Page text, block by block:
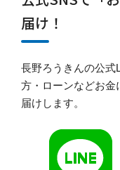
届け！
長野ろうきんの公式
方・ローンなどお金
届けします。